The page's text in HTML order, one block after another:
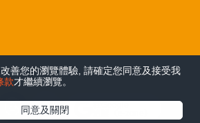
善您的瀏覽體驗, 請確定您同意及接受我
款才繼續瀏覽。
同意及關閉
Reserved.